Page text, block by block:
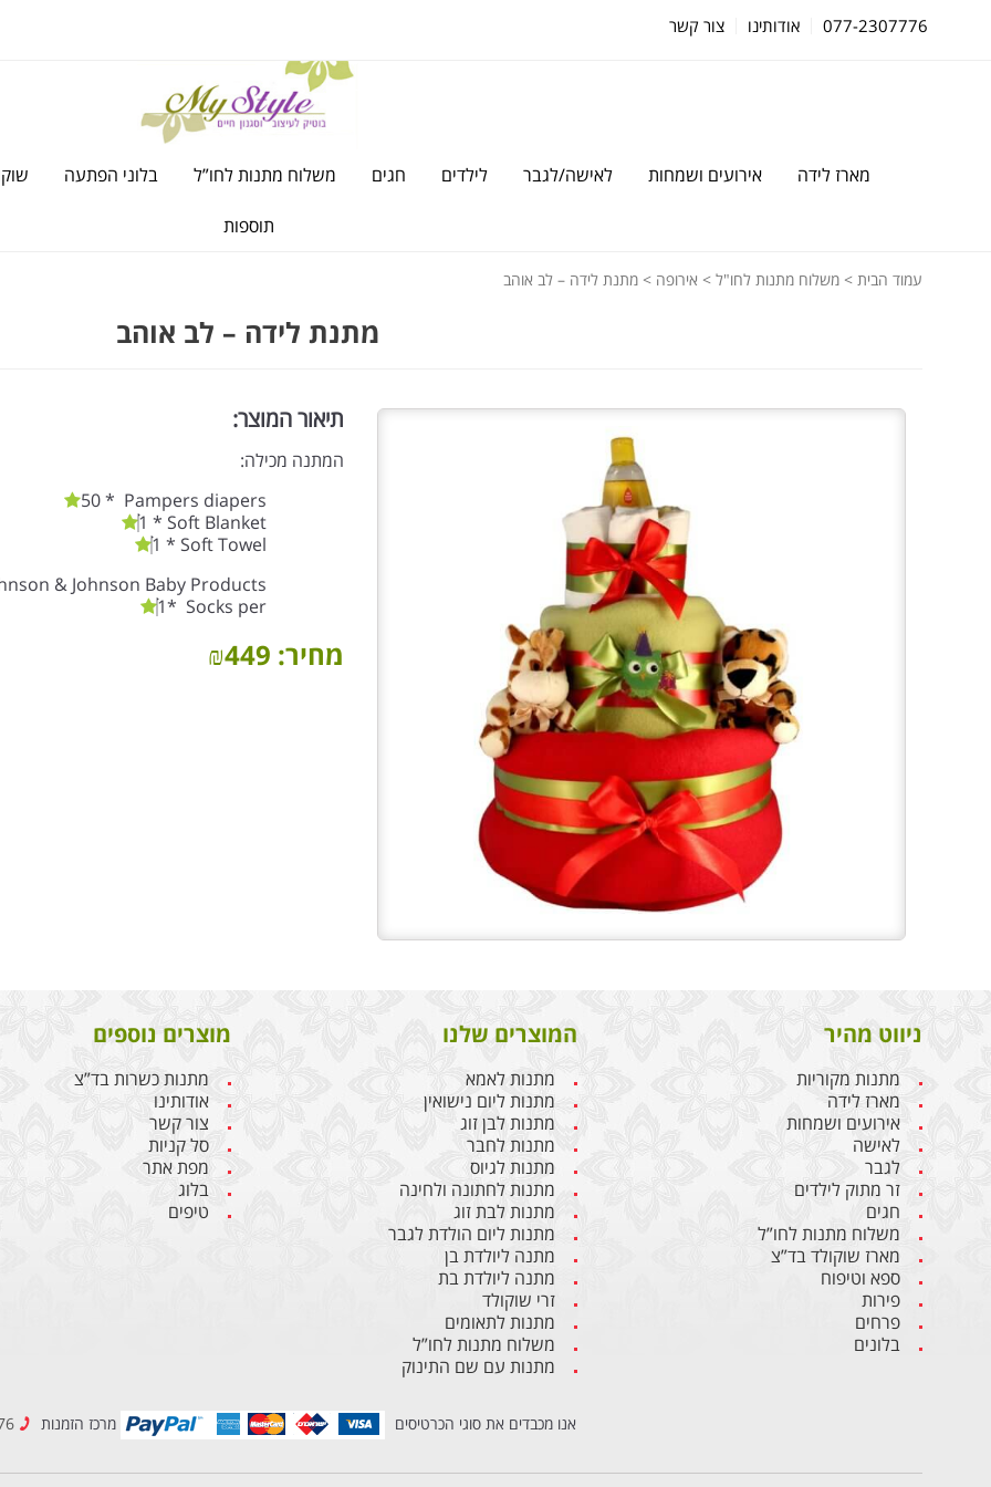
077-2307776 אודותינו צור קשר
מארז לידה אירועים ושמחות לאישה/לגבר לילדים חגים משלוח מתנות לחו”ל בלוני הפתעה
תוספות
עמוד הבית > משלוח מתנות לחו"ל > אירופה > מתנת לידה – לב אוהב
מתנת לידה – לב אוהב
תיאור המוצר:
המתנה מכילה:
50 * Pampers diapers
1 * Soft Blanket
1 * Soft Towel
& Johnson Baby Products
1* Socks per
מחיר: ₪449
ניווט מהיר
מתנות מקוריות
מארז לידה
אירועים ושמחות
לאישה
לגבר
זר מתוק לילדים
חגים
משלוח מתנות לחו”ל
מארז שוקולד בד”צ
ספא וטיפוח
פירות
פרחים
בלונים
המוצרים שלנו
מתנות לאמא
מתנות ליום נישואין
מתנות לבן זוג
מתנות לחבר
מתנות לגיוס
מתנות לחתונה ולחינה
מתנות לבת זוג
מתנות ליום הולדת לגבר
מתנה ליולדת בן
מתנה ליולדת בת
זרי שוקולד
מתנות לתאומים
משלוח מתנות לחו”ל
מתנות עם שם התינוק
מוצרים נוספים
מתנות כשרות בד”צ
אודותינו
צור קשר
סל קניות
מפת אתר
בלוג
טיפים
אנו מכבדים את סוגי הכרטיסים מרכז הזמנות 077-2307776